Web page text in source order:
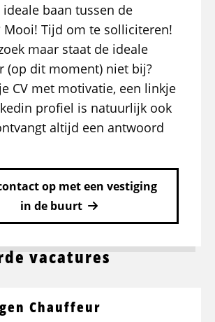
baan tussen de
Mooi! Tijd om te solliciteren!
maar staat de ideale
(op dit moment) niet bij?
CV met motivatie, een linkje
profiel is natuurlijk ook
altijd een antwoord
op met een vestiging
in de buurt
vacatures
Chauffeur